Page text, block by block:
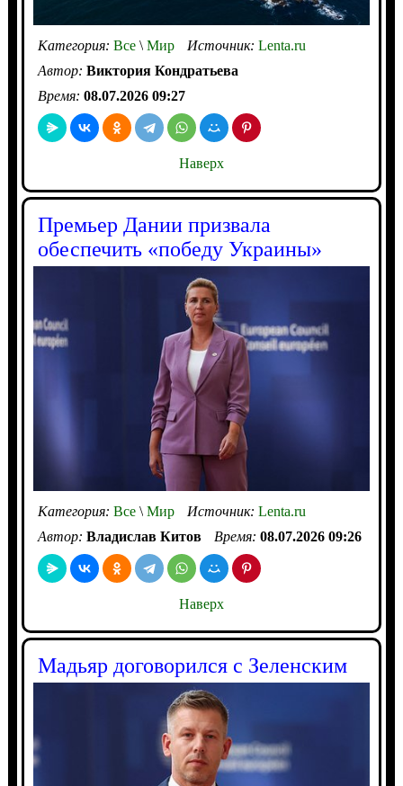
Категория: Все\Мир Источник: Lenta.ru
Автор: Виктория Кондратьева
Время: 08.07.2026 09:27
Наверх
Премьер Дании призвала
обеспечить «победу Украины»
Категория: Все\Мир Источник: Lenta.ru
Автор: Владислав Китов Время: 08.07.2026 09:26
Наверх
Мадьяр договорился с Зеленским